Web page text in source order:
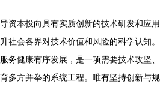
导资本投向具有实质创新的技术研发和应用
社会各界对技术价值和风险的科学认知。
务健康有序发展，是一项需要技术攻坚、
多方并举的系统工程。唯有坚持创新与规